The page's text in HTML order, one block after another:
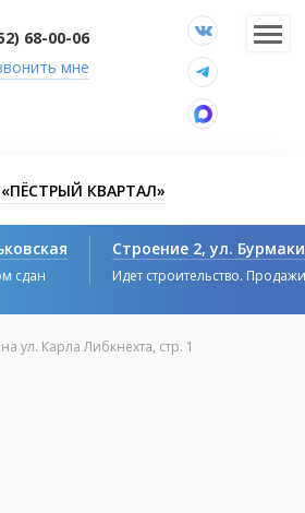
68-00-06
мне
«ПЁСТРЫЙ КВАРТАЛ»
сдан
Строение 2, ул.
Идет строительство.
ул. Карла Либкнехта, стр. 1